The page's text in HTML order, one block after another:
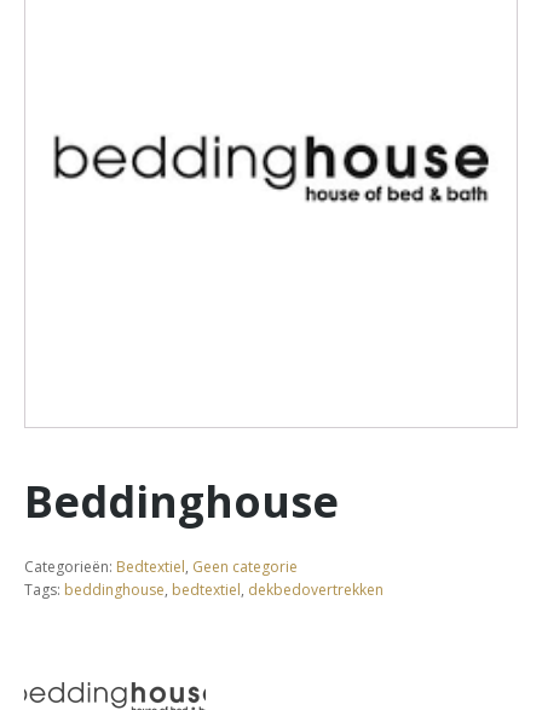
Beddinghouse
Categorieën: Bedtextiel, Geen categorie
Tags: beddinghouse, bedtextiel, dekbedovertrekken